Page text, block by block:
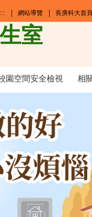
室
::: 網站導覽 長庚科大首
園空間安全檢視 相